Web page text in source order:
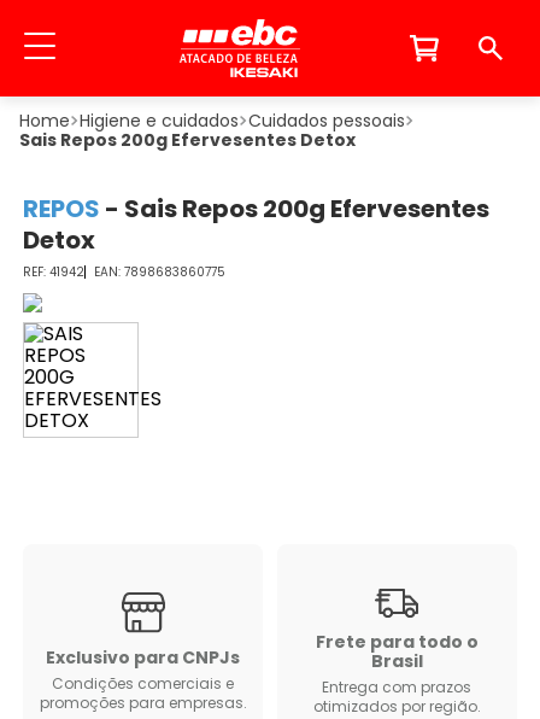
Higiene e cuidados Cuidados pessoais
Sais Repos 200g Efervesentes Detox
REPOS - Sais Repos 200g Efervesentes
Detox
41942 7898683860775
Exclusivo para CNPJs
Condições comerciais e
promoções para empresas.
Frete para todo o
Brasil
Entrega com prazos
otimizados por região.